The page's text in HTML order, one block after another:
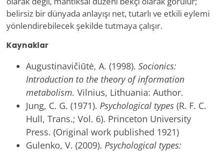
belirsiz bir dünyada anlayışı net, tutarlı ve etkili eylemi
yönlendirebilecek şekilde tutmaya çalışır.
Kaynaklar
Augustinavičiūtė, A. (1998). Socionics:
Introduction to the theory of information
metabolism. Vilnius, Lithuania: Author.
Jung, C. G. (1971). Psychological types (R. F. C.
Hull, Trans.; Vol. 6). Princeton University
Press. (Original work published 1921)
Gulenko, V. (2009). Psychological types: